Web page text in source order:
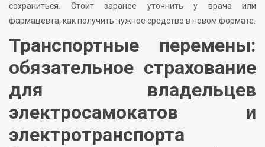
сохраниться. Стоит заранее уточнить у врача или
фармацевта, как получить нужное средство в новом формате.
Транспортные перемены:
обязательное страхование
для владельцев
электросамокатов и
электротранспорта